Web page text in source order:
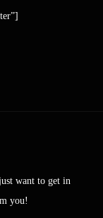
want to get in
you!